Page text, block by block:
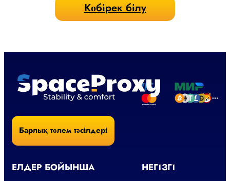
Көбірек білу
Барлық төлем тәсілдері
ЕЛДЕР БОЙЫНША НЕГІЗГІ